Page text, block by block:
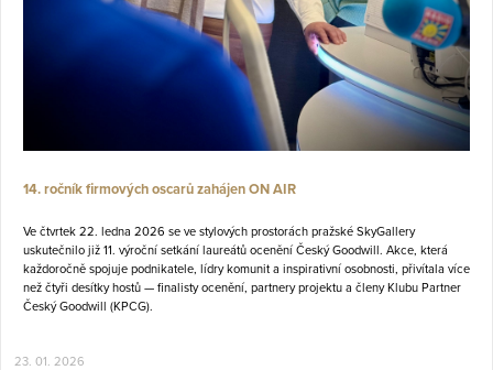
14. ročník firmových oscarů zahájen ON AIR
Ve čtvrtek 22. ledna 2026 se ve stylových prostorách pražské SkyGallery
uskutečnilo již 11. výroční setkání laureátů ocenění Český Goodwill. Akce, která
každoročně spojuje podnikatele, lídry komunit a inspirativní osobnosti, přivítala více
než čtyři desítky hostů — finalisty ocenění, partnery projektu a členy Klubu Partner
Český Goodwill (KPCG).
23. 01. 2026